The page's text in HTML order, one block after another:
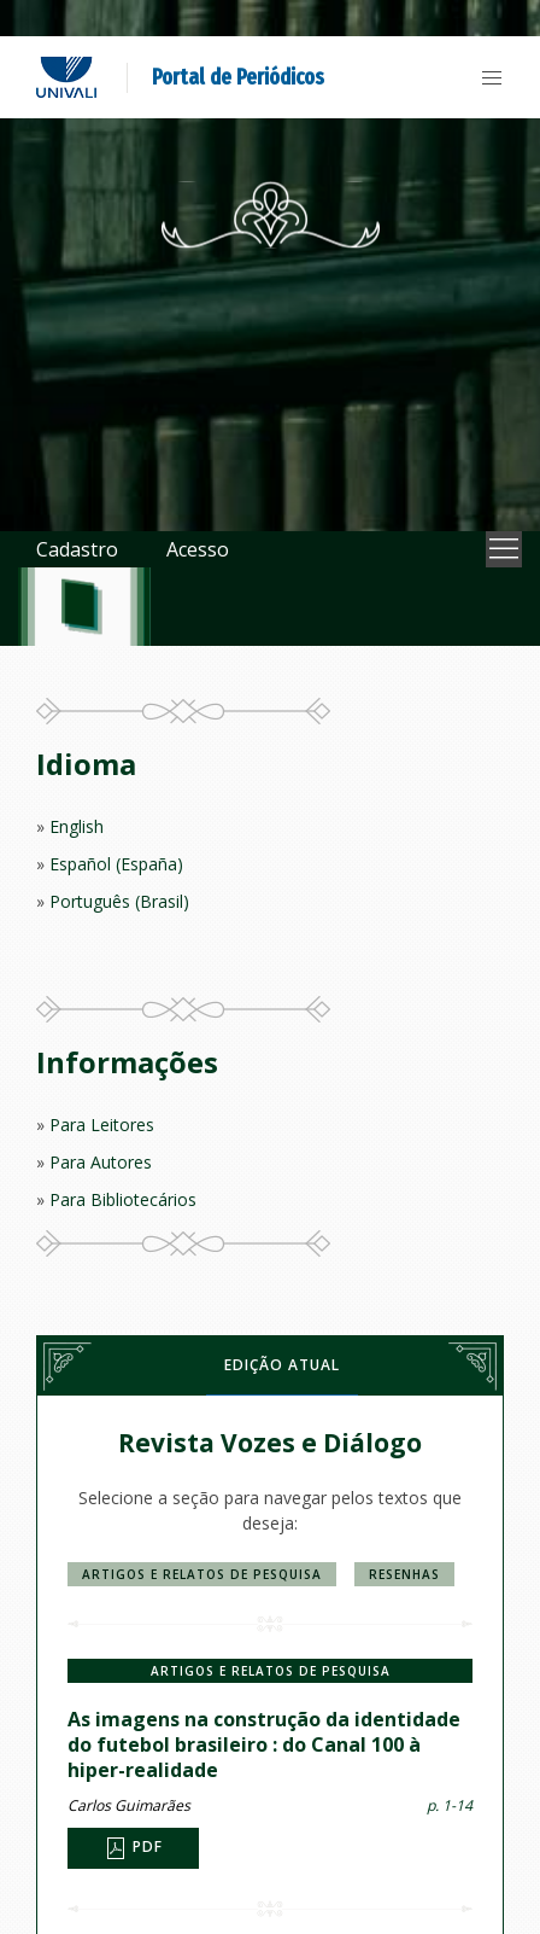
Portal de Periódicos
Cadastro Acesso
EDIÇÃO ATUAL
Revista Vozes e Diálogo
Selecione a seção para navegar pelos textos que
deseja:
ARTIGOS E RELATOS DE PESQUISA RESENHAS
ARTIGOS E RELATOS DE PESQUISA
As imagens na construção da identidade
do futebol brasileiro : do Canal 100 à
hiper-realidade
Carlos Guimarães p. 1-14
PDF
Idioma
English
Español (España)
Português (Brasil)
Informações
Para Leitores
Para Autores
Para Bibliotecários